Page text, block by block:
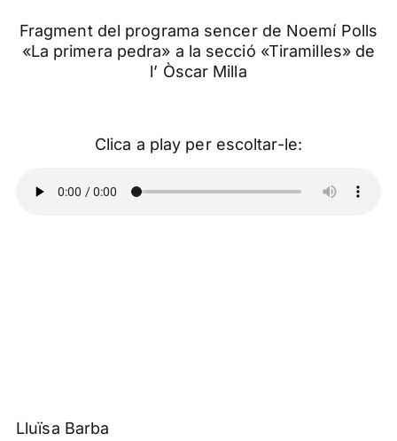
Fragment del programa sencer de Noemí Polls
«La primera pedra» a la secció «Tiramilles» de
l’ Òscar Milla
Clica a play per escoltar-le:
Lluïsa Barba